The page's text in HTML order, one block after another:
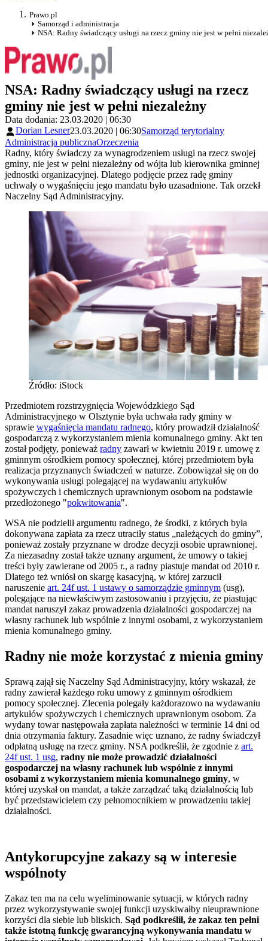
Prawo.pl
Samorząd i administracja
NSA: Radny świadczący usługi na rzecz gminy nie jest w pełni
NSA: Radny świadczący usługi na rzecz
gminy nie jest w pełni niezależny
Data dodania: 23.03.2020 | 06:30
Dorian Lesner23.03.2020 | 06:30Samorząd terytorialny
Administracja publicznaOrzeczenia
Radny, który świadczy za wynagrodzeniem usługi na rzecz swojej
gminy, nie jest w pełni niezależny od wójta lub kierownika gminnej
jednostki organizacyjnej. Dlatego podjęcie przez radę gminy
uchwały o wygaśnięciu jego mandatu było uzasadnione. Tak orzekł
Naczelny Sąd Administracyjny.
Źródło: iStock
Przedmiotem rozstrzygnięcia Wojewódzkiego Sąd
Administracyjnego w Olsztynie była uchwała rady gminy w
sprawie wygaśnięcia mandatu radnego, który prowadził działalność
gospodarczą z wykorzystaniem mienia komunalnego gminy. Akt ten
został podjęty, ponieważ radny zawarł w kwietniu 2019 r. umowę z
gminnym ośrodkiem pomocy społecznej, której przedmiotem była
realizacja przyznanych świadczeń w naturze. Zobowiązał się on do
wykonywania usługi polegającej na wydawaniu artykułów
spożywczych i chemicznych uprawnionym osobom na podstawie
przedłożonego "pokwitowania".
WSA nie podzielił argumentu radnego, że środki, z których była
dokonywana zapłata za rzecz utraciły status „należących do gminy”,
ponieważ zostały przyznane w drodze decyzji osobie uprawnionej.
Za niezasadny został także uznany argument, że umowy o takiej
treści były zawierane od 2005 r., a radny piastuje mandat od 2010 r.
Dlatego też wniósł on skargę kasacyjną, w której zarzucił
naruszenie art. 24f ust. 1 ustawy o samorządzie gminnym (usg),
polegające na niewłaściwym zastosowaniu i przyjęciu, że piastując
mandat naruszył zakaz prowadzenia działalności gospodarczej na
własny rachunek lub wspólnie z innymi osobami, z wykorzystaniem
mienia komunalnego gminy.
Radny nie może korzystać z mienia gminy
Sprawą zajął się Naczelny Sąd Administracyjny, który wskazał, że
radny zawierał każdego roku umowy z gminnym ośrodkiem
pomocy społecznej. Zlecenia polegały każdorazowo na wydawaniu
artykułów spożywczych i chemicznych uprawnionym osobom. Za
wydany towar następowała zapłata należności w terminie 14 dni od
dnia otrzymania faktury. Zasadnie więc uznano, że radny świadczył
odpłatną usługę na rzecz gminy. NSA podkreślił, że zgodnie z art.
24f ust. 1 usg, radny nie może prowadzić działalności
gospodarczej na własny rachunek lub wspólnie z innymi
osobami z wykorzystaniem mienia komunalnego gminy, w
której uzyskał on mandat, a także zarządzać taką działalnością lub
być przedstawicielem czy pełnomocnikiem w prowadzeniu takiej
działalności.
Antykorupcyjne zakazy są w interesie
wspólnoty
Zakaz ten ma na celu wyeliminowanie sytuacji, w których radny
przez wykorzystywanie swojej funkcji uzyskiwałby nieuprawnione
korzyści dla siebie lub bliskich. Sąd podkreślił, że zakaz ten pełni
także istotną funkcję gwarancyjną wykonywania mandatu w